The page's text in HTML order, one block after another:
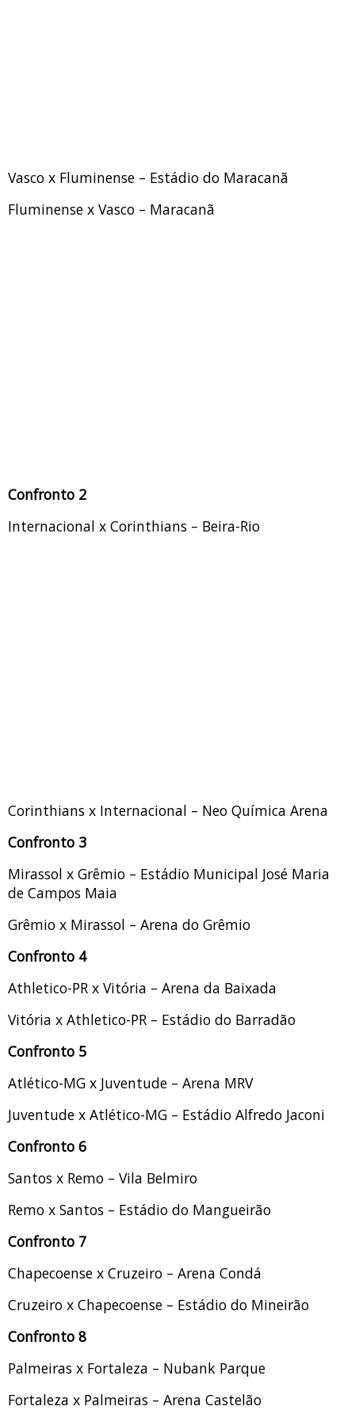
Vasco x Fluminense – Estádio do Maracanã
Fluminense x Vasco – Maracanã
Confronto 2
Internacional x Corinthians – Beira-Rio
Corinthians x Internacional – Neo Química Arena
Confronto 3
Mirassol x Grêmio – Estádio Municipal José Maria
de Campos Maia
Grêmio x Mirassol – Arena do Grêmio
Confronto 4
Athletico-PR x Vitória – Arena da Baixada
Vitória x Athletico-PR – Estádio do Barradão
Confronto 5
Atlético-MG x Juventude – Arena MRV
Juventude x Atlético-MG – Estádio Alfredo Jaconi
Confronto 6
Santos x Remo – Vila Belmiro
Remo x Santos – Estádio do Mangueirão
Confronto 7
Chapecoense x Cruzeiro – Arena Condá
Cruzeiro x Chapecoense – Estádio do Mineirão
Confronto 8
Palmeiras x Fortaleza – Nubank Parque
Fortaleza x Palmeiras – Arena Castelão